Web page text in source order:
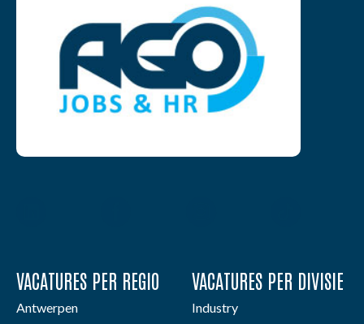
VACATURES PER REGIO
Antwerpen
VACATURES PER DIVISIE
Industry